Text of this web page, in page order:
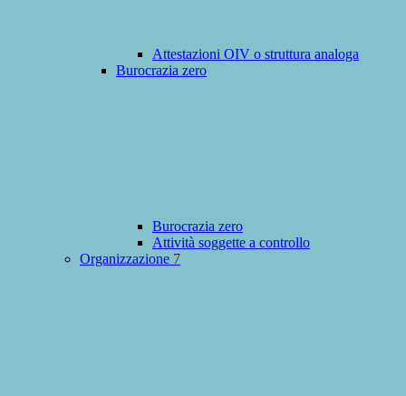
Attestazioni OIV o struttura analoga
Burocrazia zero
Burocrazia zero
Attività soggette a controllo
Organizzazione 7